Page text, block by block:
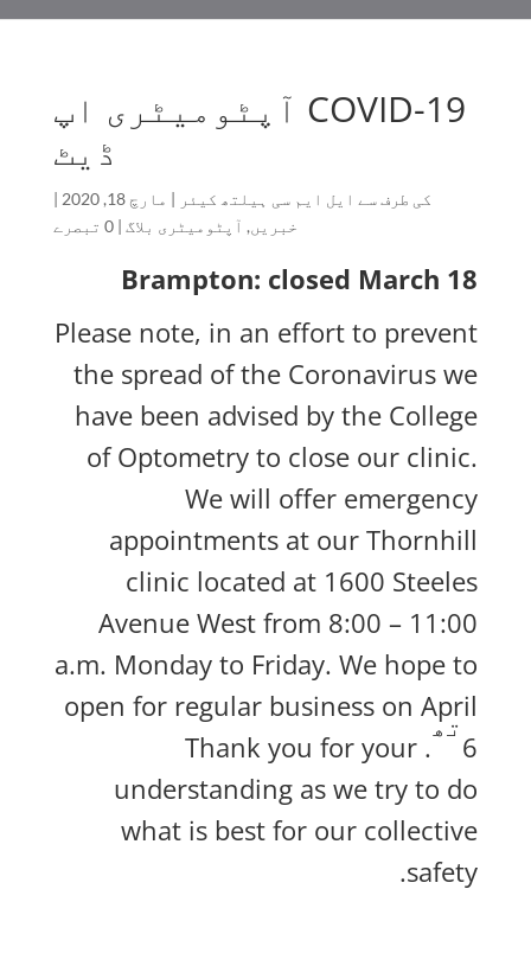
COVID-19 آپٹومیٹری اپ
ڈیٹ
کی طرف سے ایل ایم سی ہیلتھ کیئر | مارچ 18, 2020
|
خبریں, آپٹومیٹری بلاگ |0 تبصرے
Brampton: closed March 18
Please note, in an effort to prevent
the spread of the Coronavirus we
have been advised by the College
of Optometry to close our clinic.
We will offer emergency
appointments at our Thornhill
clinic located at 1600 Steeles
Avenue West from 8:00 – 11:00
a.m. Monday to Friday. We hope to
open for regular business on April
6
تھ
. Thank you for your
understanding as we try to do
what is best for our collective
safety.